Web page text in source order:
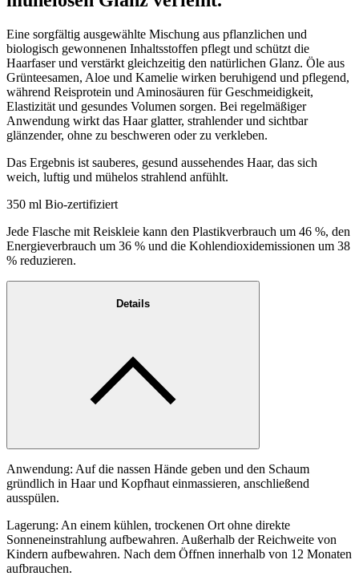
Eine sorgfältig ausgewählte Mischung aus pflanzlichen und
biologisch gewonnenen Inhaltsstoffen pflegt und schützt die
Haarfaser und verstärkt gleichzeitig den natürlichen Glanz. Öle aus
Grünteesamen, Aloe und Kamelie wirken beruhigend und pflegend,
während Reisprotein und Aminosäuren für Geschmeidigkeit,
Elastizität und gesundes Volumen sorgen. Bei regelmäßiger
Anwendung wirkt das Haar glatter, strahlender und sichtbar
glänzender, ohne zu beschweren oder zu verkleben.
Das Ergebnis ist sauberes, gesund aussehendes Haar, das sich
weich, luftig und mühelos strahlend anfühlt.
350 ml Bio-zertifiziert
Jede Flasche mit Reiskleie kann den Plastikverbrauch um 46 %, den
Energieverbrauch um 36 % und die Kohlendioxidemissionen um 38
% reduzieren.
Details
Anwendung: Auf die nassen Hände geben und den Schaum
gründlich in Haar und Kopfhaut einmassieren, anschließend
ausspülen.
Lagerung: An einem kühlen, trockenen Ort ohne direkte
Sonneneinstrahlung aufbewahren. Außerhalb der Reichweite von
Kindern aufbewahren. Nach dem Öffnen innerhalb von 12 Monaten
aufbrauchen.